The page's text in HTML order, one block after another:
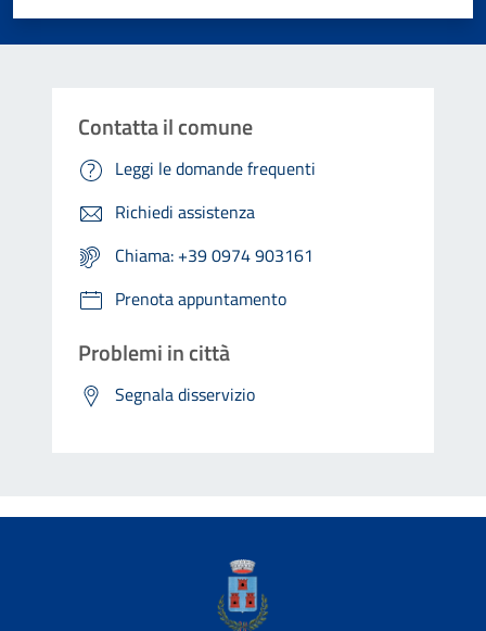
Contatta il comune
Leggi le domande frequenti
Richiedi assistenza
Chiama: +39 0974 903161
Prenota appuntamento
Problemi in città
Segnala disservizio